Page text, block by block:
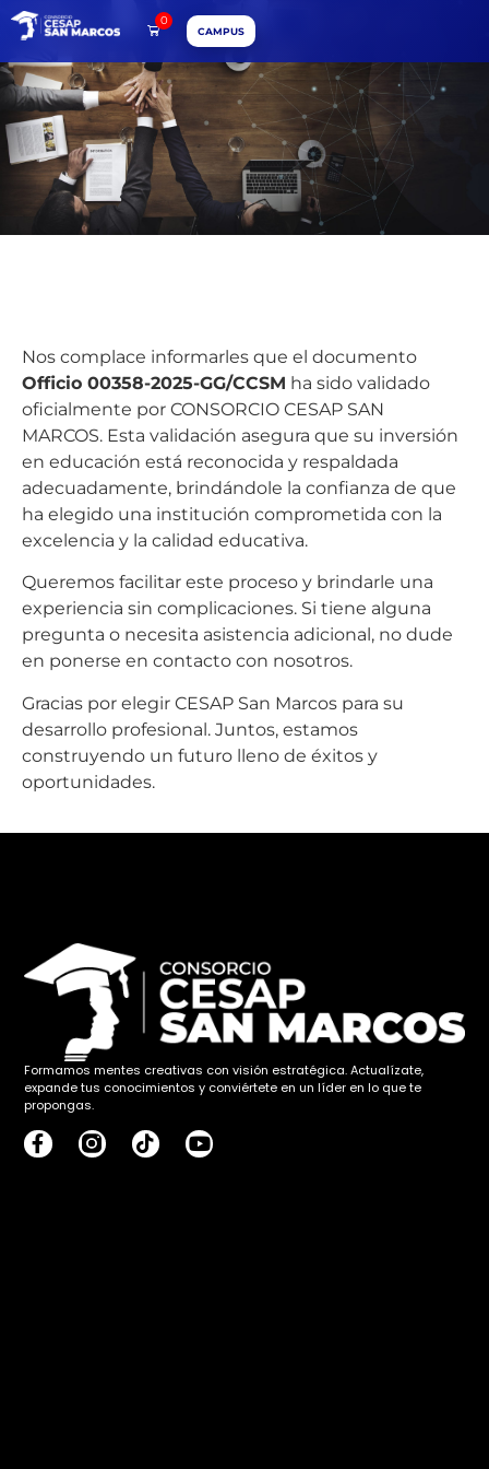
0
CAMPUS
Nos complace informarles que el documento
Officio 00358-2025-GG/CCSM ha sido validado
oficialmente por CONSORCIO CESAP SAN
MARCOS. Esta validación asegura que su inversión
en educación está reconocida y respaldada
adecuadamente, brindándole la confianza de que
ha elegido una institución comprometida con la
excelencia y la calidad educativa.
Queremos facilitar este proceso y brindarle una
experiencia sin complicaciones. Si tiene alguna
pregunta o necesita asistencia adicional, no dude
en ponerse en contacto con nosotros.
Gracias por elegir CESAP San Marcos para su
desarrollo profesional. Juntos, estamos
construyendo un futuro lleno de éxitos y
oportunidades.
Formamos mentes creativas con visión estratégica. Actualízate,
expande tus conocimientos y conviértete en un líder en lo que te
propongas.